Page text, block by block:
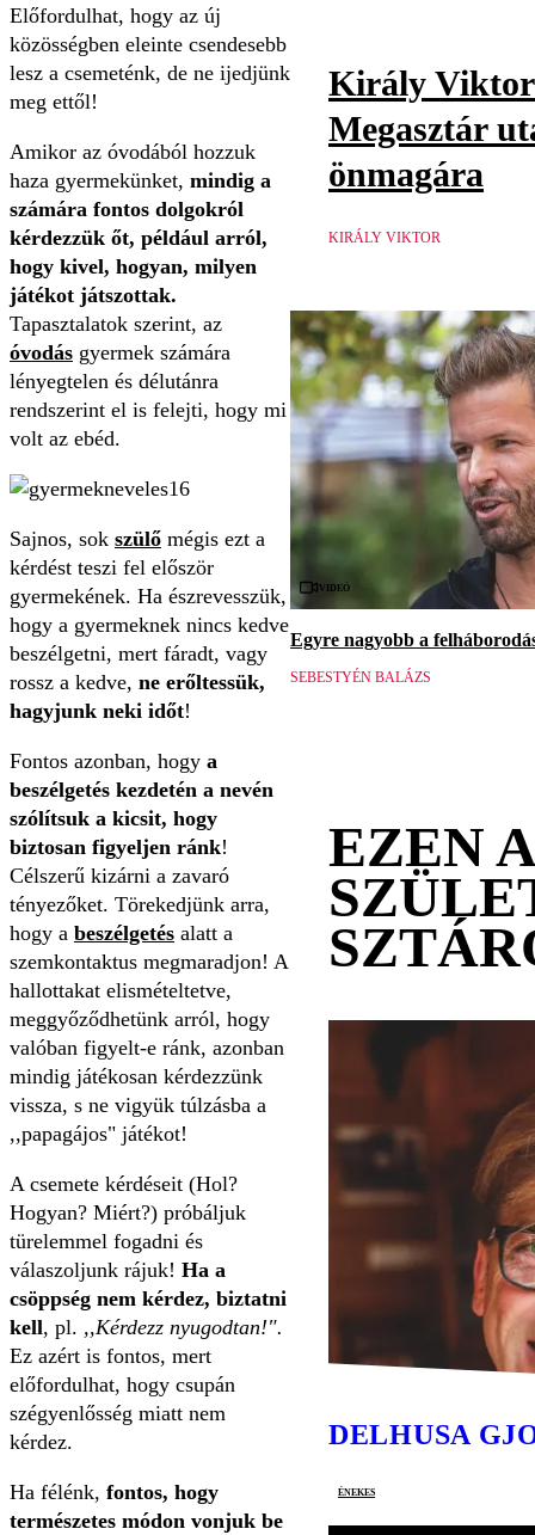
Előfordulhat, hogy az új
közösségben eleinte csendesebb
lesz a csemeténk, de ne ijedjünk
meg ettől!
Amikor az óvodából hozzuk
haza gyermekünket, mindig a
számára fontos dolgokról
kérdezzük őt, például arról,
hogy kivel, hogyan, milyen
játékot játszottak.
Tapasztalatok szerint, az
óvodás gyermek számára
lényegtelen és délutánra
rendszerint el is felejti, hogy mi
volt az ebéd.
Sajnos, sok szülő mégis ezt a
kérdést teszi fel először
gyermekének. Ha észrevesszük,
hogy a gyermeknek nincs kedve
beszélgetni, mert fáradt, vagy
rossz a kedve, ne erőltessük,
hagyjunk neki időt!
Fontos azonban, hogy a
beszélgetés kezdetén a nevén
szólítsuk a kicsit, hogy
biztosan figyeljen ránk!
Célszerű kizárni a zavaró
tényezőket. Törekedjünk arra,
hogy a beszélgetés alatt a
szemkontaktus megmaradjon! A
hallottakat elismételtetve,
meggyőződhetünk arról, hogy
valóban figyelt-e ránk, azonban
mindig játékosan kérdezzünk
vissza, s ne vigyük túlzásba a
,,papagájos" játékot!
A csemete kérdéseit (Hol?
Hogyan? Miért?) próbáljuk
türelemmel fogadni és
válaszoljunk rájuk! Ha a
csöppség nem kérdez, biztatni
kell, pl. ,,Kérdezz nyugodtan!".
Ez azért is fontos, mert
előfordulhat, hogy csupán
szégyenlősség miatt nem
kérdez.
Ha félénk, fontos, hogy
természetes módon vonjuk be
Király Viktor
Megasztár
önmagára
KIRÁLY VIKTOR
Videó
Egyre nagyobb a
SEBESTYÉN BALÁZS
EZEN
DELHUSA
énekes